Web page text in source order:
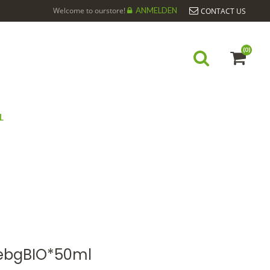
CONTACT US
Welcome to ourstore! ANMELDEN
(0)